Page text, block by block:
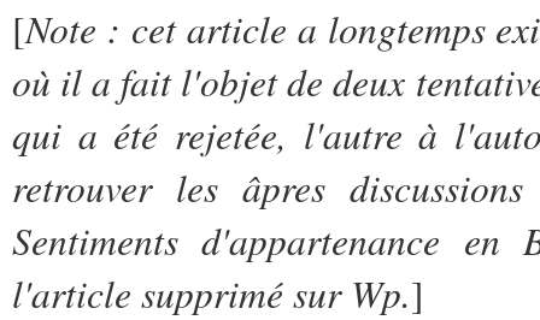
[Note : cet article a longtemps
où il a fait l'objet de deux
qui a été rejetée, l'autre à
retrouver les âpres
Sentiments d'appartenance
l'article supprimé sur Wp.]